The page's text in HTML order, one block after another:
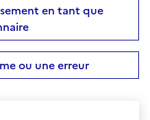
en tant que
ou une erreur